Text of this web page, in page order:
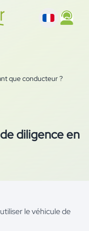
que conducteur ?
diligence en
le véhicule de